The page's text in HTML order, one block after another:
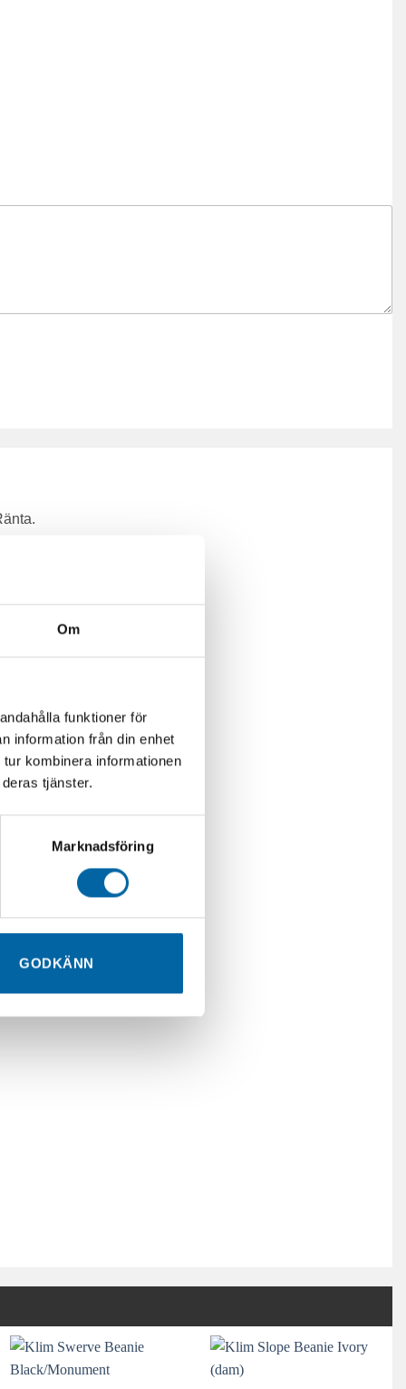
Om
funktioner för
information från din enhet
kombinera informationen
tjänster.
Marknadsföring
GODKÄNN